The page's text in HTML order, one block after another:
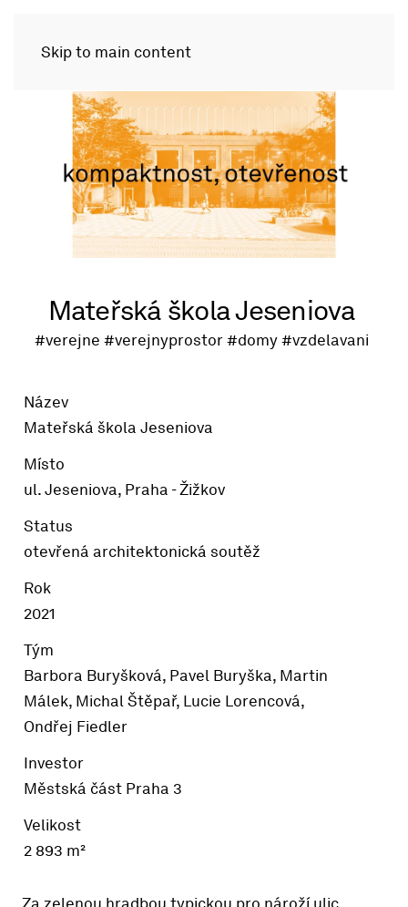
Skip to main content
Mateřská škola Jeseniova
#verejne #verejnyprostor #domy #vzdelavani
Název
Mateřská škola Jeseniova
Místo
ul. Jeseniova, Praha - Žižkov
Status
otevřená architektonická soutěž
Rok
2021
Tým
Barbora Buryšková, Pavel Buryška, Martin
Málek, Michal Štěpař, Lucie Lorencová,
Ondřej Fiedler
Investor
Městská část Praha 3
Velikost
2 893 m²